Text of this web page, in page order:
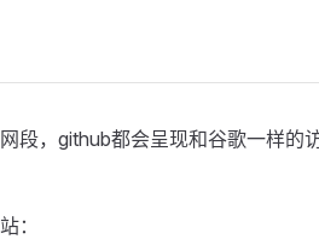
段，github都会呈现和谷歌一样的
：